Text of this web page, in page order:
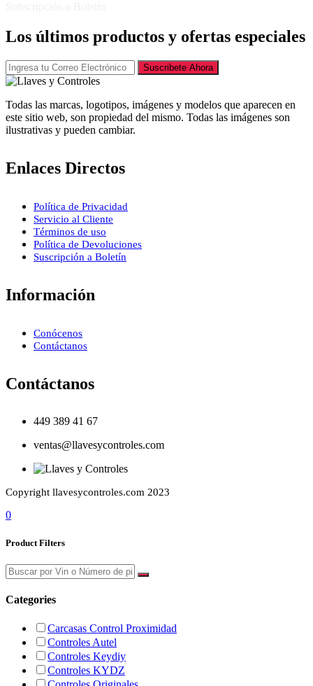
Los últimos productos y ofertas especiales
Suscribete Ahora
Todas las marcas, logotipos, imágenes y modelos que aparecen en
este sitio web, son propiedad del mismo. Todas las imágenes son
ilustrativas y pueden cambiar.
Enlaces Directos
Política de Privacidad
Servicio al Cliente
Términos de uso
Política de Devoluciones
Suscripción a Boletín
Información
Conócenos
Contáctanos
Contáctanos
449 389 41 67
ventas@llavesycontroles.com
Copyright llavesycontroles.com 2023
0
Product Filters
Categories
Carcasas Control Proximidad
Controles Autel
Controles Keydiy
Controles KYDZ